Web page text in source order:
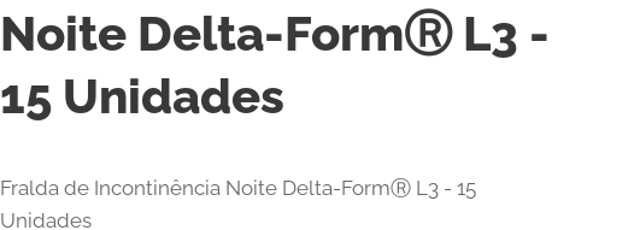
Noite Delta-FormⓇ L3 -
15 Unidades
Fralda de Incontinência Noite Delta-FormⓇ L3 - 15
Unidades